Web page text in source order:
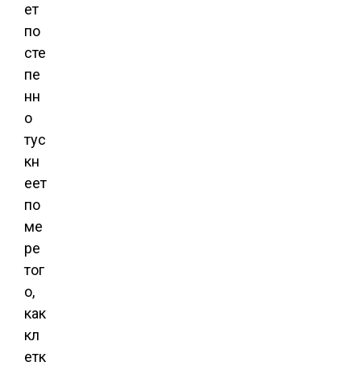
ет
по
сте
пе
нн
о
тус
кн
еет
по
ме
ре
тог
о,
как
кл
етк